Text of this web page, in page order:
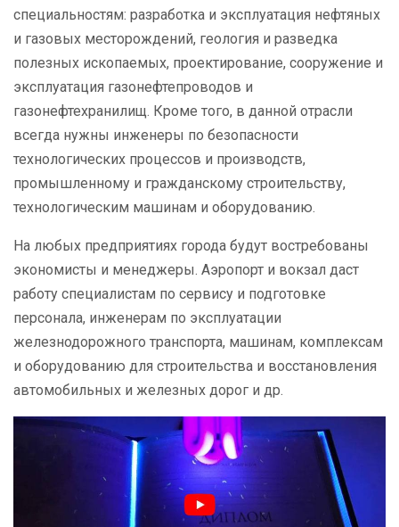
специальностям: разработка и эксплуатация нефтяных
и газовых месторождений, геология и разведка
полезных ископаемых, проектирование, сооружение и
эксплуатация газонефтепроводов и
газонефтехранилищ. Кроме того, в данной отрасли
всегда нужны инженеры по безопасности
технологических процессов и производств,
промышленному и гражданскому строительству,
технологическим машинам и оборудованию.
На любых предприятиях города будут востребованы
экономисты и менеджеры. Аэропорт и вокзал даст
работу специалистам по сервису и подготовке
персонала, инженерам по эксплуатации
железнодорожного транспорта, машинам, комплексам
и оборудованию для строительства и восстановления
автомобильных и железных дорог и др.